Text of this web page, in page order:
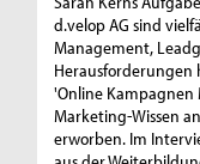
d.velop AG sind
Management,
Herausforderungen
'Online Kampagnen
Marketing-Wissen
erworben. Im